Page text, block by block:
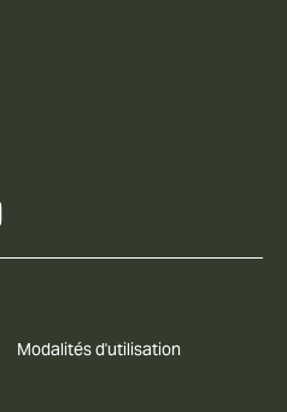
Modalités d'utilisation